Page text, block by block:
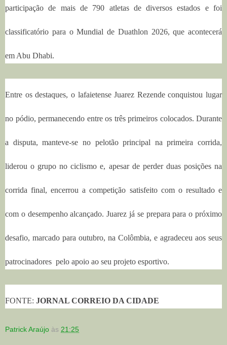
participação de mais de 790 atletas de diversos estados e foi
classificatório para o Mundial de Duathlon 2026, que acontecerá
em Abu Dhabi.
Entre os destaques, o lafaietense Juarez Rezende conquistou lugar
no pódio, permanecendo entre os três primeiros colocados. Durante
a disputa, manteve-se no pelotão principal na primeira corrida,
liderou o grupo no ciclismo e, apesar de perder duas posições na
corrida final, encerrou a competição satisfeito com o resultado e
com o desempenho alcançado.Juarez já se prepara para o próximo
desafio, marcado para outubro, na Colômbia, e agradeceu aos seus
patrocinadores pelo apoio ao seu projeto esportivo.
FONTE: JORNAL CORREIO DA CIDADE
Patrick Araújo às 21:25